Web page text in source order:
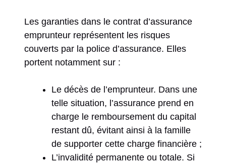
Les garanties dans le contrat d’assurance
emprunteur représentent les risques
couverts par la police d’assurance. Elles
portent notamment sur :
Le décès de l’emprunteur. Dans une
telle situation, l’assurance prend en
charge le remboursement du capital
restant dû, évitant ainsi à la famille
de supporter cette charge financière ;
L’invalidité permanente ou totale. Si